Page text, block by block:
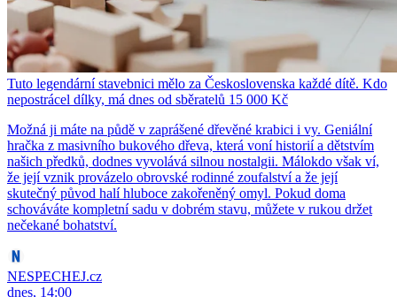
Tuto legendární stavebnici mělo za Československa každé dítě. Kdo
nepostrácel dílky, má dnes od sběratelů 15 000 Kč
Možná ji máte na půdě v zaprášené dřevěné krabici i vy. Geniální
hračka z masivního bukového dřeva, která voní historií a dětstvím
našich předků, dodnes vyvolává silnou nostalgii. Málokdo však ví,
že její vznik provázelo obrovské rodinné zoufalství a že její
skutečný původ halí hluboce zakořeněný omyl. Pokud doma
schováváte kompletní sadu v dobrém stavu, můžete v rukou držet
nečekané bohatství.
NESPECHEJ.cz
dnes, 14:00